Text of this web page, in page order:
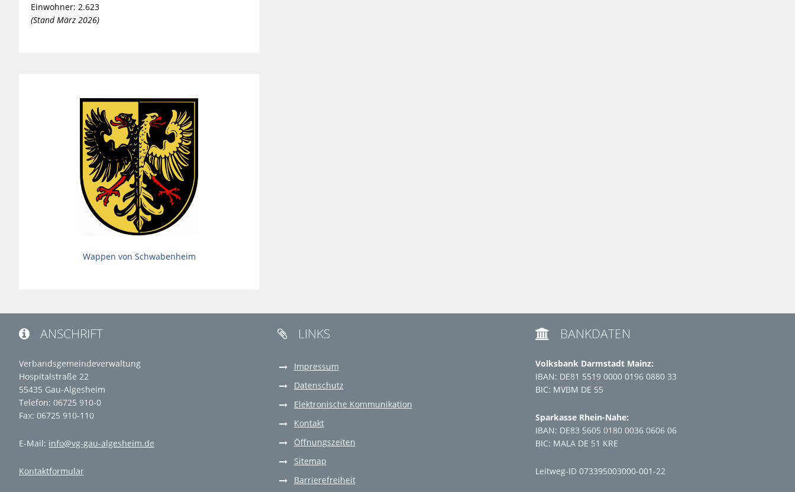
Einwohner: 2.623
(Stand März 2026)
Wappen von Schwabenheim
 ANSCHRIFT
Verbandsgemeindeverwaltung
Hospitalstraße 22
55435 Gau-Algesheim
Telefon: 06725 910-0
Fax: 06725 910-110
E-Mail: info@vg-gau-algesheim.de
Kontaktformular
 LINKS
Impressum
Datenschutz
Elektronische Kommunikation
Kontakt
Öffnungszeiten
Sitemap
Barrierefreiheit
 BANKDATEN
Volksbank Darmstadt Mainz:
IBAN: DE81 5519 0000 0196 0880 33
BIC: MVBM DE 55
Sparkasse Rhein-Nahe:
IBAN: DE83 5605 0180 0036 0606 06
BIC: MALA DE 51 KRE
Leitweg-ID 073395003000-001-22